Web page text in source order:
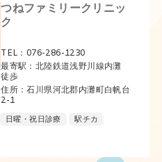
つねファミリークリニッ
ク
TEL：076-286-1230
最寄駅：北陸鉄道浅野川線内灘
徒歩
住所：石川県河北郡内灘町白帆台
2-1
日曜・祝日診療
駅チカ